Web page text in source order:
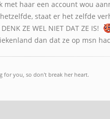
haar een account wou
staat er het zelfde
ZE WEL NIET DAT ZE IS!
dan dat ze op msn
for you, so don't break her heart.